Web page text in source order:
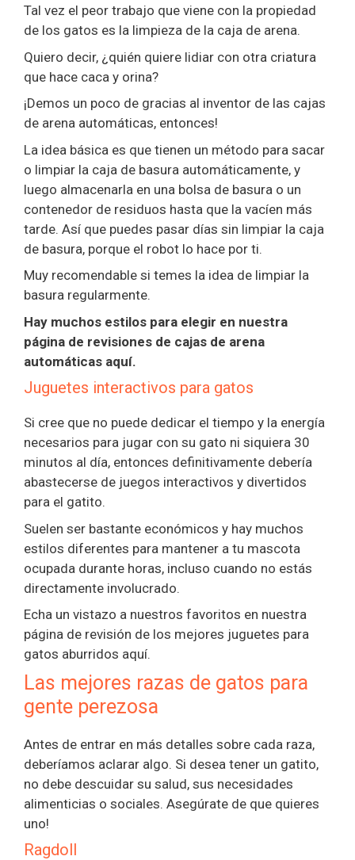
Tal vez el peor trabajo que viene con la propiedad
de los gatos es la limpieza de la caja de arena.
Quiero decir, ¿quién quiere lidiar con otra criatura
que hace caca y orina?
¡Demos un poco de gracias al inventor de las cajas
de arena automáticas, entonces!
La idea básica es que tienen un método para sacar
o limpiar la caja de basura automáticamente, y
luego almacenarla en una bolsa de basura o un
contenedor de residuos hasta que la vacíen más
tarde. Así que puedes pasar días sin limpiar la caja
de basura, porque el robot lo hace por ti.
Muy recomendable si temes la idea de limpiar la
basura regularmente.
Hay muchos estilos para elegir en nuestra
página de revisiones de cajas de arena
automáticas aquí.
Juguetes interactivos para gatos
Si cree que no puede dedicar el tiempo y la energía
necesarios para jugar con su gato ni siquiera 30
minutos al día, entonces definitivamente debería
abastecerse de juegos interactivos y divertidos
para el gatito.
Suelen ser bastante económicos y hay muchos
estilos diferentes para mantener a tu mascota
ocupada durante horas, incluso cuando no estás
directamente involucrado.
Echa un vistazo a nuestros favoritos en nuestra
página de revisión de los mejores juguetes para
gatos aburridos aquí.
Las mejores razas de gatos para
gente perezosa
Antes de entrar en más detalles sobre cada raza,
deberíamos aclarar algo. Si desea tener un gatito,
no debe descuidar su salud, sus necesidades
alimenticias o sociales. Asegúrate de que quieres
uno!
Ragdoll